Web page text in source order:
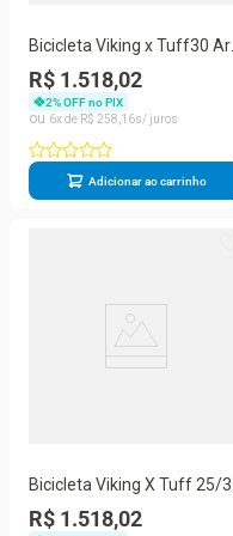
Bicicleta Viking x Tuff30 Aro
26 Freio Disco 21
Velocidades
R$ 1.518,02
2% OFF no PIX
6
R$ 258 16
Adicionar ao carrinho
Bicicleta Viking X Tuff 25/30
26 Freio A Disco 21
R$ 1.518,02